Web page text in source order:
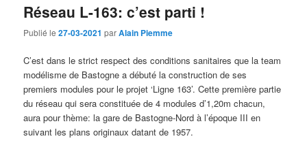
Réseau L-163: c’est parti !
Publié le27-03-2021 parAlain Piemme
C’est dans le strict respect des conditions sanitaires que la team
modélisme de Bastogne a débuté la construction de ses
premiers modules pour le projet ‘Ligne 163’. Cette première partie
du réseau qui sera constituée de 4 modules d’1,20m chacun,
aura pour thème: la gare de Bastogne-Nord à l’époque III en
suivant les plans originaux datant de 1957.